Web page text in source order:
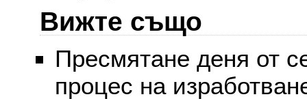
Вижте също
Пресмятане деня от
процес на